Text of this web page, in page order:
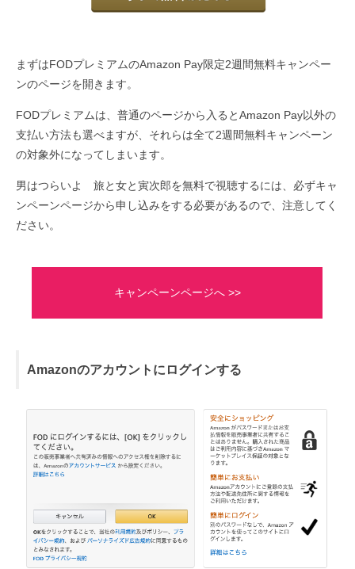
まずはFODプレミアムのAmazon Pay限定2週間無料キャンペー
ンのページを開きます。
FODプレミアムは、普通のページから入るとAmazon Pay以外の
支払い方法も選べますが、それらは全て2週間無料キャンペーン
の対象外になってしまいます。
男はつらいよ 旅と女と寅次郎を無料で視聴するには、必ずキャ
ンペーンページから申し込みをする必要があるので、注意してく
ださい。
キャンペーンページへ >>
Amazonのアカウントにログインする